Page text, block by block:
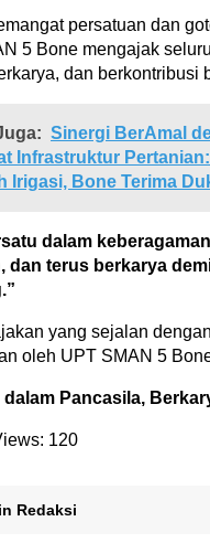
persatuan dan
5 Bone mengajak
dan berkontribusi
Sinergi BerAmal
Infrastruktur
Irigasi, Bone Terima
dalam
dan terus berkarya
yang sejalan
oleh UPT SMAN 5
dalam Pancasila,
120
Redaksi